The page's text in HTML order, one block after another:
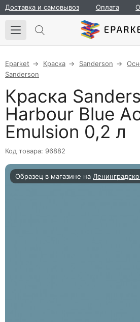
Доставка и самовывоз Оплата
Eparket Краска Sanderson
Sanderson
Краска
Harbour Blue
Emulsion 0,2 л
Код товара: 96882
Образец в магазине на